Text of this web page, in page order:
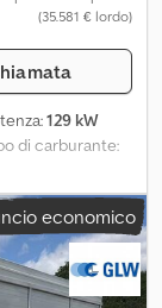
(35.581 € lordo)
129 kW
di carburante:
carico:3 m³,
vano di carico:
- ID per
retrovisori
volante
economico